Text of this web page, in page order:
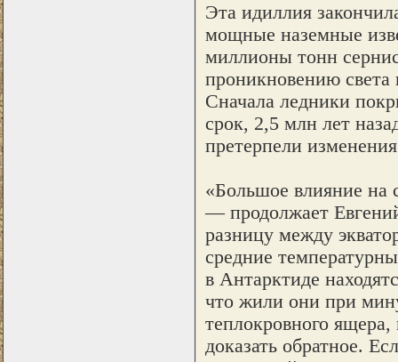
Эта идиллия
мощные наземные
миллионы тонн
проникновению
Сначала ледники
срок, 2,5 млн лет
претерпели
«Большое влияние на
— продолжает
разницу между
средние
в Антарктиде
что жили они при
теплокровного
доказать обратное.